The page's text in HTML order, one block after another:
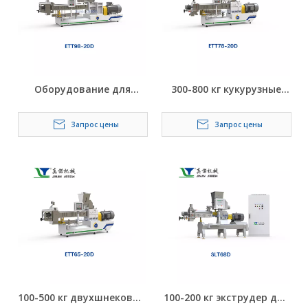
Оборудование для
для кукурузных закусок
800-2000 кг
Запрос цены
300-800 кг кукурузные
соевые бобы, корм для
собак, закуски,
экструзионная экструзия
Запрос цены
100-500 кг двухшнековый
100-200 кг экструдер для